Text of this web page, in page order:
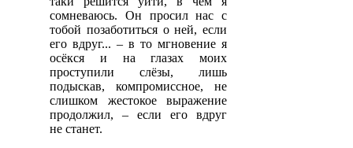
сомневаюсь. Он просил нас с
тобой позаботиться о ней, если
его вдруг... – в то мгновение я
осёкся и на глазах моих
проступили слёзы, лишь
подыскав, компромиссное, не
слишком жестокое выражение
продолжил, – если его вдруг
не станет.